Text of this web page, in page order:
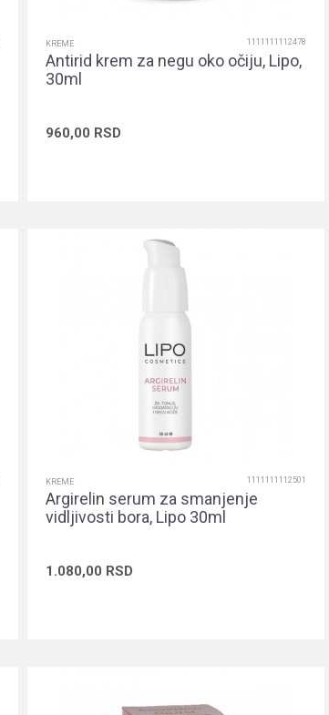
KREME 1111111112478
Antirid krem za negu oko očiju, Lipo,
30ml
960,00 RSD
KREME 1111111112501
Argirelin serum za smanjenje
vidljivosti bora, Lipo 30ml
1.080,00 RSD